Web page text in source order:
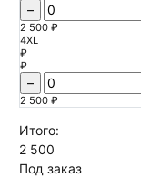
–
2 500 ₽
4XL
₽
₽
–
2 500 ₽
Итого:
2 500
Под заказ